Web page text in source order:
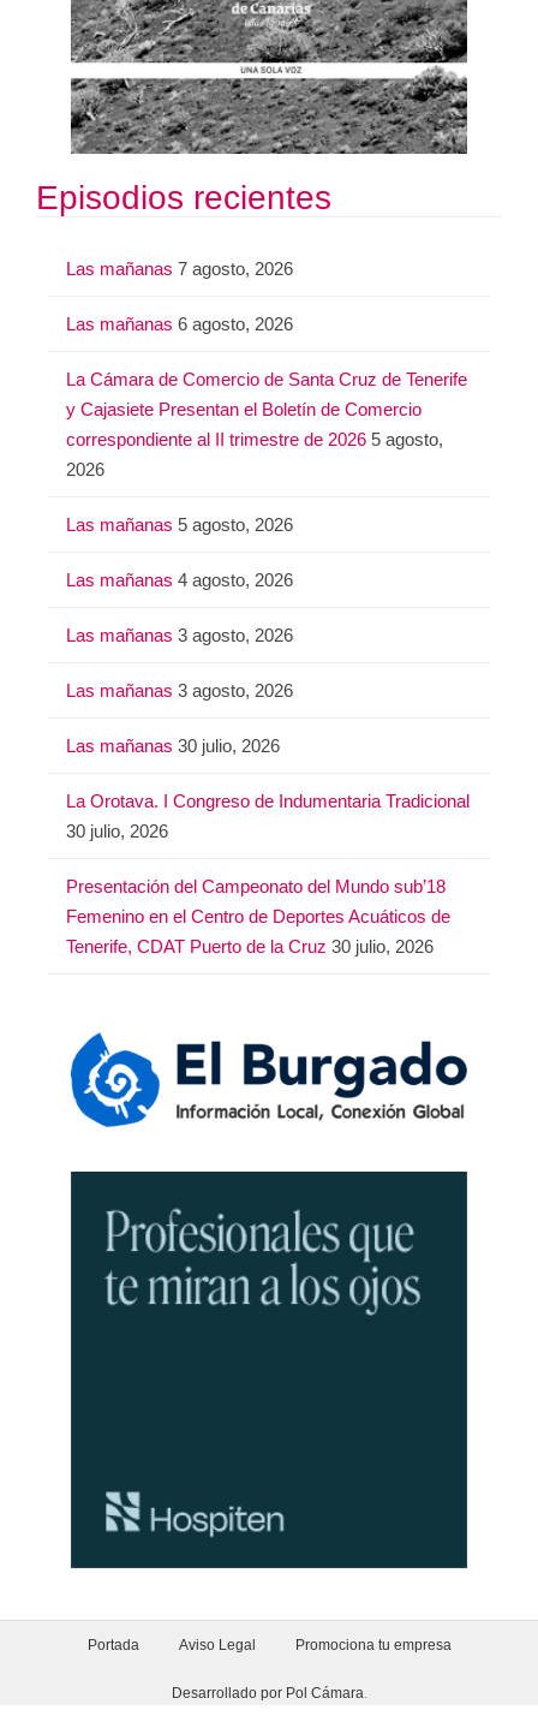
Episodios recientes
Las mañanas 7 agosto, 2026
Las mañanas 6 agosto, 2026
La Cámara de Comercio de Santa Cruz de Tenerife
y Cajasiete Presentan el Boletín de Comercio
correspondiente al II trimestre de 2026 5 agosto,
2026
Las mañanas 5 agosto, 2026
Las mañanas 4 agosto, 2026
Las mañanas 3 agosto, 2026
Las mañanas 3 agosto, 2026
Las mañanas 30 julio, 2026
La Orotava. I Congreso de Indumentaria Tradicional
30 julio, 2026
Presentación del Campeonato del Mundo sub’18
Femenino en el Centro de Deportes Acuáticos de
Tenerife, CDAT Puerto de la Cruz 30 julio, 2026
Portada Aviso Legal Promociona tu empresa
Desarrollado por Pol Cámara